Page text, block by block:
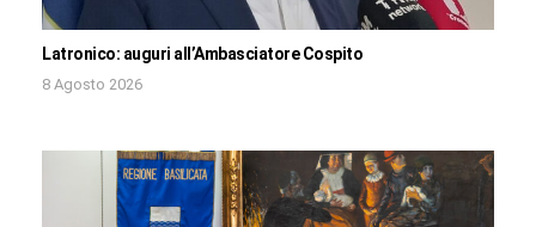
Latronico: auguri all’Ambasciatore Cospito
8 Agosto 2026